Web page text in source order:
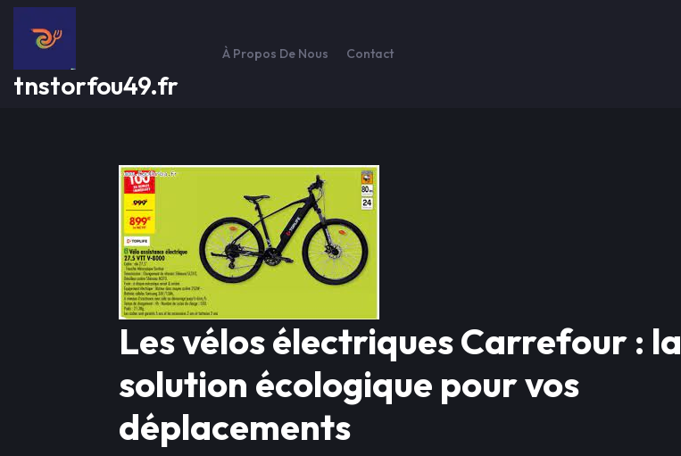
Passer
contenu
tnstorfou49.fr
À Propos De Nous Contact
Les vélos électriques Carrefour : la
solution écologique pour vos
déplacements